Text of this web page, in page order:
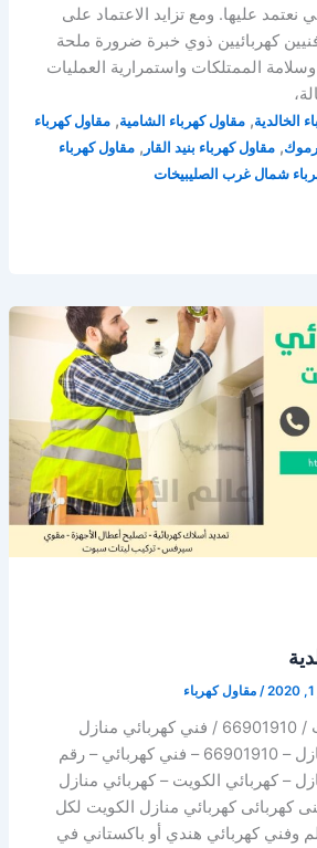
نعتمد عليها. ومع تزايد الاعتماد على
كهربائيين ذوي خبرة ضرورة ملحة
الممتلكات واستمرارية العمليات
الخالدية, مقاول كهرباء الشامية, مقاول كهرباء
, مقاول كهرباء بنيد القار , مقاول كهرباء
شمال غرب الصليبيخات
/ مقاول كهرباء
كهربائي منازل الكويت / 66901910 / فني كهربائي منازل
كهربائي – كهربائي منازل – 66901910 – فني كهربائي – رقم
– كهربائي الكويت – كهربائي منازل
كهربائى كهربائي منازل الكويت لكل
كهربائي هندي أو باكستاني في